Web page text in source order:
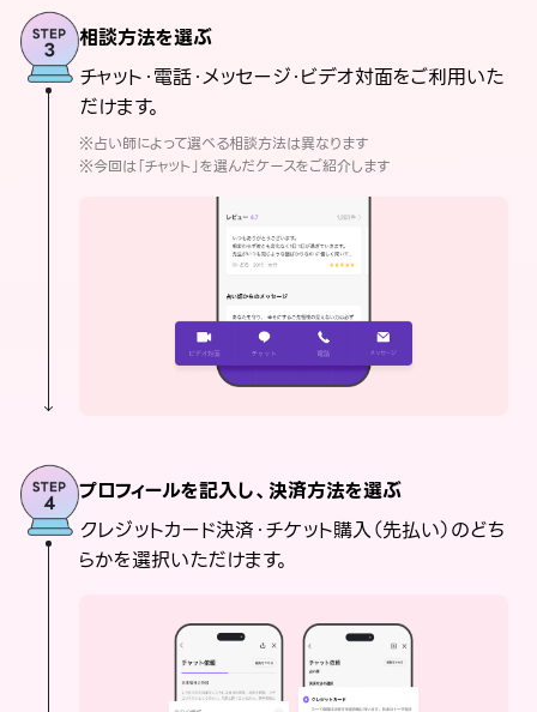
相談方法を選ぶ
チャット・電話・メッセージ・ビデオ対面をご利用いた
だけます。
※占い師によって選べる相談方法は異なります
※今回は「チャット」を選んだケースをご紹介します
プロフィールを記入し、決済方法を選ぶ
クレジットカード決済・チケット購入（先払い）のどち
らかを選択いただけます。